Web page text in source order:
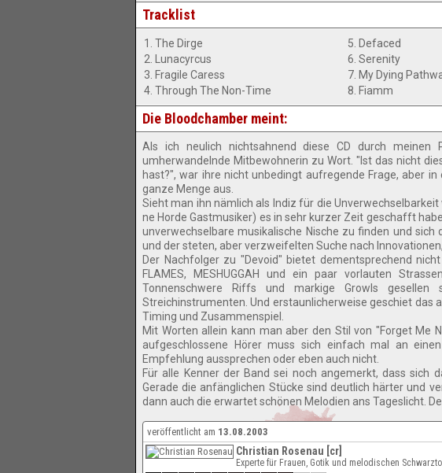
Tracklist
1. The Dirge
2. Lunacyrcus
3. Fragile Caress
4. Through The Non-Time
5. Defaced
6. Serenity
7. My Dying
8. Fiamm
Die Bloodchamber meint:
Als ich neulich nichtsahnend diese CD durch meinen
umherwandelnde Mitbewohnerin zu Wort. "Ist das nicht
hast?", war ihre nicht unbedingt aufregende Frage, aber
ganze Menge aus.
Sieht man ihn nämlich als Indiz für die Unverwechselbarkeit
ne Horde Gastmusiker) es in sehr kurzer Zeit geschafft
unverwechselbare musikalische Nische zu finden und
und der steten, aber verzweifelten Suche nach
Der Nachfolger zu "Devoid" bietet dementsprechend
FLAMES, MESHUGGAH und ein paar vorlauten
Tonnenschwere Riffs und markige Growls gesellen
Streichinstrumenten. Und erstaunlicherweise geschiet das
Timing und Zusammenspiel.
Mit Worten allein kann man aber den Stil von "Forget Me
aufgeschlossene Hörer muss sich einfach mal an
Empfehlung aussprechen oder eben auch nicht.
Für alle Kenner der Band sei noch angemerkt, dass sich
Gerade die anfänglichen Stücke sind deutlich härter und
dann auch die erwartet schönen Melodien ans Tageslicht.
veröffentlicht am 13.08.2003
Christian Rosenau [cr]
Experte für Frauen, Gotik und melodischen